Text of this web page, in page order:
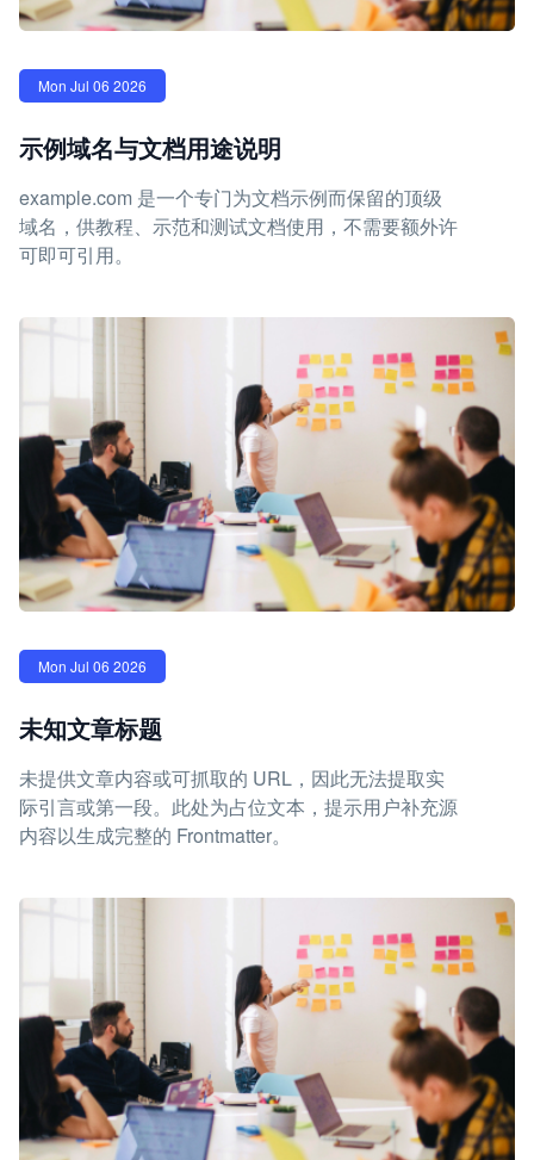
Mon Jul 06 2026
示例域名与文档用途说明
example.com 是一个专门为文档示例而保留的顶级
域名，供教程、示范和测试文档使用，不需要额外许
可即可引用。
Mon Jul 06 2026
未知文章标题
未提供文章内容或可抓取的 URL，因此无法提取实
际引言或第一段。此处为占位文本，提示用户补充源
内容以生成完整的 Frontmatter。